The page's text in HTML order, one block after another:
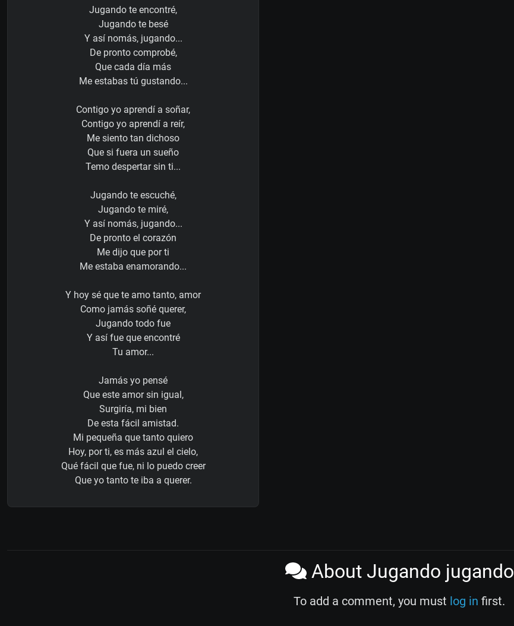
Jugando te encontré,
Jugando te besé
Y así nomás, jugando...
De pronto comprobé,
Que cada día más
Me estabas tú gustando...
Contigo yo aprendí a soñar,
Contigo yo aprendí a reír,
Me siento tan dichoso
Que si fuera un sueño
Temo despertar sin ti...
Jugando te escuché,
Jugando te miré,
Y así nomás, jugando...
De pronto el corazón
Me dijo que por ti
Me estaba enamorando...
Y hoy sé que te amo tanto, amor
Como jamás soñé querer,
Jugando todo fue
Y así fue que encontré
Tu amor...
Jamás yo pensé
Que este amor sin igual,
Surgiría, mi bien
De esta fácil amistad.
Mi pequeña que tanto quiero
Hoy, por ti, es más azul el cielo,
Qué fácil que fue, ni lo puedo creer
Que yo tanto te iba a querer.
About Jugando jugando
To add a comment, you must log in first.